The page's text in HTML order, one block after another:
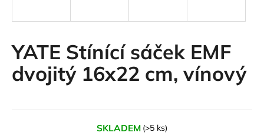
YATE Stínící sáček EMF
dvojitý 16x22 cm, vínový
SKLADEM (>5 ks)
í
t
?